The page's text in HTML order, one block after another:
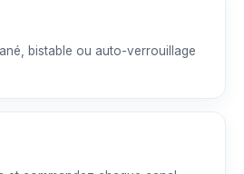
bistable ou auto-verrouillage